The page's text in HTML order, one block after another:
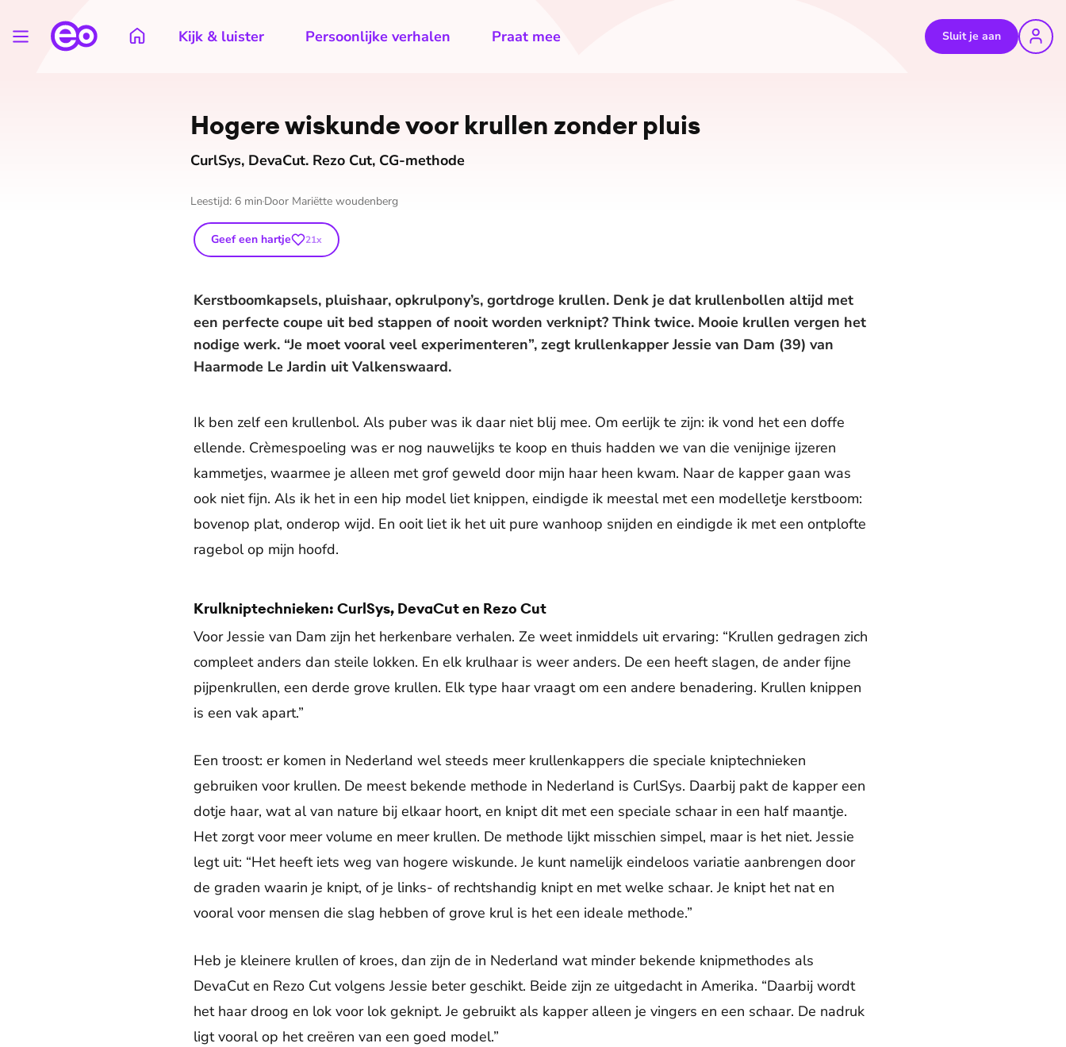
Kijk & luister Persoonlijke verhalen Praat mee Sluit je aan
Hogere wiskunde voor krullen zonder pluis
CurlSys, DevaCut. Rezo Cut, CG-methode
Leestijd: 6 min Door Mariëtte woudenberg
Geef een hartje 21x
Kerstboomkapsels, pluishaar, opkrulpony’s, gortdroge krullen. Denk je dat krullenbollen altijd met
een perfecte coupe uit bed stappen of nooit worden verknipt? Think twice. Mooie krullen vergen het
nodige werk. “Je moet vooral veel experimenteren”, zegt krullenkapper Jessie van Dam (39) van
Haarmode Le Jardin uit Valkenswaard.
Ik ben zelf een krullenbol. Als puber was ik daar niet blij mee. Om eerlijk te zijn: ik vond het een doffe
ellende. Crèmespoeling was er nog nauwelijks te koop en thuis hadden we van die venijnige ijzeren
kammetjes, waarmee je alleen met grof geweld door mijn haar heen kwam. Naar de kapper gaan was
ook niet fijn. Als ik het in een hip model liet knippen, eindigde ik meestal met een modelletje kerstboom:
bovenop plat, onderop wijd. En ooit liet ik het uit pure wanhoop snijden en eindigde ik met een ontplofte
ragebol op mijn hoofd.
Krulkniptechnieken: CurlSys, DevaCut en Rezo Cut
Voor Jessie van Dam zijn het herkenbare verhalen. Ze weet inmiddels uit ervaring: “Krullen gedragen zich
compleet anders dan steile lokken. En elk krulhaar is weer anders. De een heeft slagen, de ander fijne
pijpenkrullen, een derde grove krullen. Elk type haar vraagt om een andere benadering. Krullen knippen
is een vak apart.”
Een troost: er komen in Nederland wel steeds meer krullenkappers die speciale kniptechnieken
gebruiken voor krullen. De meest bekende methode in Nederland is CurlSys. Daarbij pakt de kapper een
dotje haar, wat al van nature bij elkaar hoort, en knipt dit met een speciale schaar in een half maantje.
Het zorgt voor meer volume en meer krullen. De methode lijkt misschien simpel, maar is het niet. Jessie
legt uit: “Het heeft iets weg van hogere wiskunde. Je kunt namelijk eindeloos variatie aanbrengen door
de graden waarin je knipt, of je links- of rechtshandig knipt en met welke schaar. Je knipt het nat en
vooral voor mensen die slag hebben of grove krul is het een ideale methode.”
Heb je kleinere krullen of kroes, dan zijn de in Nederland wat minder bekende knipmethodes als
DevaCut en Rezo Cut volgens Jessie beter geschikt. Beide zijn ze uitgedacht in Amerika. “Daarbij wordt
het haar droog en lok voor lok geknipt. Je gebruikt als kapper alleen je vingers en een schaar. De nadruk
ligt vooral op het creëren van een goed model.”